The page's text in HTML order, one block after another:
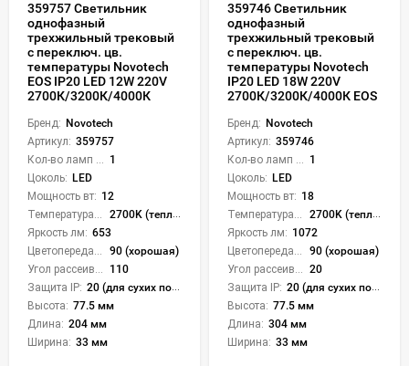
359757 Светильник
однофазный
трехжильный трековый
с переключ. цв.
температуры Novotech
EOS IP20 LED 12W 220V
2700К/3200К/4000К
Бренд: Novotech
Артикул: 359757
Кол-во ламп или LED: 1
Цоколь: LED
Мощность вт: 12
Температура света:
2700K (теплый), 3200K (теплый), 4000K (нейтральный), CCT механическое переключение
Яркость лм: 653
Цветопередача (CRI):
90 (хорошая)
Угол рассеивания света °:
110
Защита IP: 20 (для сухих пом.)
Высота: 77.5 мм
Длина: 204 мм
Ширина: 33 мм
359746 Светильник
однофазный
трехжильный трековый
с переключ. цв.
температуры Novotech
IP20 LED 18W 220V
2700К/3200К/4000К EOS
Бренд: Novotech
Артикул: 359746
Кол-во ламп или LED: 1
Цоколь: LED
Мощность вт: 18
Температура света:
2700K (теплый), 3200K (теплый), 4000K (нейтральный), CCT механическое переключение
Яркость лм: 1072
Цветопередача (CRI):
90 (хорошая)
Угол рассеивания света °: 20
Защита IP: 20 (для сухих пом.)
Высота: 77.5 мм
Длина: 304 мм
Ширина: 33 мм